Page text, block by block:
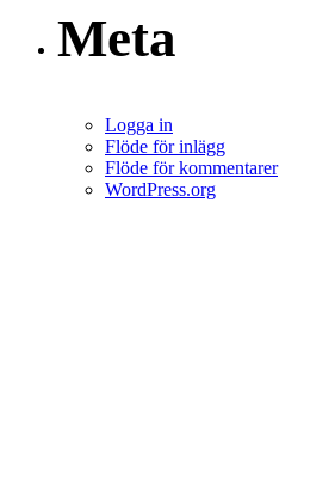
Meta
Logga in
Flöde för inlägg
Flöde för kommentarer
WordPress.org